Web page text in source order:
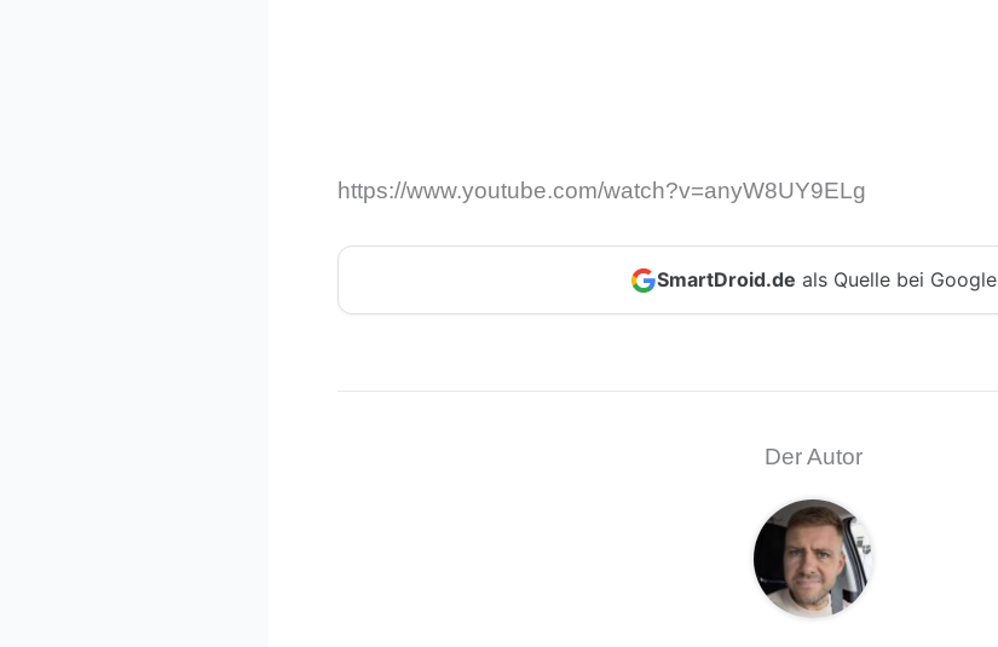
https://www.youtube.com/watch?v=anyW8UY9ELg
SmartDroid.de als Quelle bei Google
Der Autor